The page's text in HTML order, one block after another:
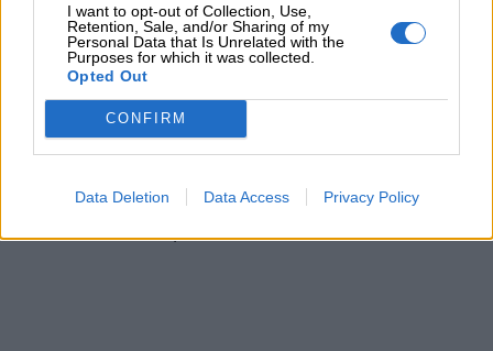
I want to opt-out of Collection, Use,
Retention, Sale, and/or Sharing of my
Personal Data that Is Unrelated with the
Purposes for which it was collected.
Opted Out
CONFIRM
Data Deletion Data Access Privacy Policy
se svolto in un gruppo di animazione o con un
piccolo gruppo di bambini.Chiediamo ai
bambini di stilare un elenco di giochi liberi
ovvero di giochi che potrebbero fare da soli,
senza la presenza di un adulto o di un
individuare lo spazio necessario a praticarlo e